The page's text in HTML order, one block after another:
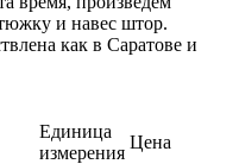
и навес штор.
как в Саратове и
Единица
измерения
Цена